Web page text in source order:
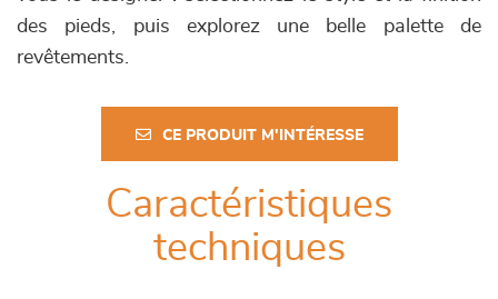
des pieds, puis explorez une belle palette de
revêtements.
CE PRODUIT M'INTÉRESSE
Caractéristiques
techniques